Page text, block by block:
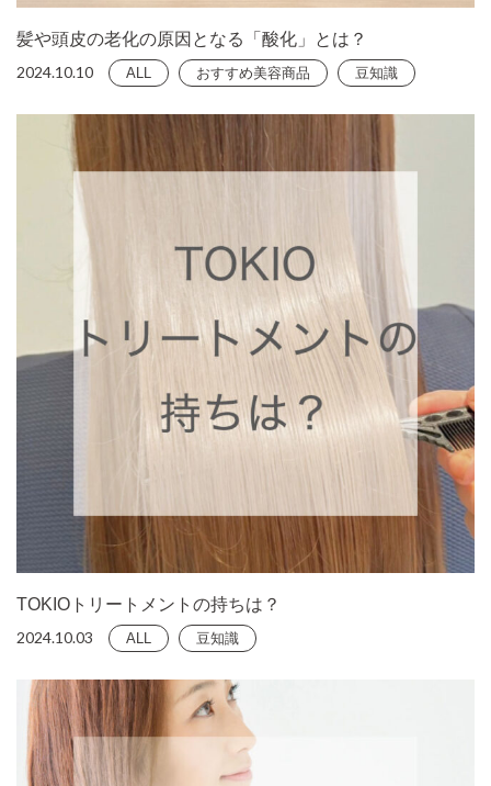
髪や頭皮の老化の原因となる「酸化」とは？
2024.10.10
ALL おすすめ美容商品 豆知識
TOKIOトリートメントの持ちは？
2024.10.03
ALL 豆知識